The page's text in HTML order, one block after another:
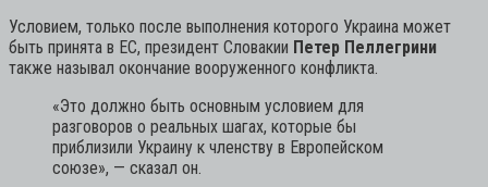
Условием, только после выполнения которого Украина может
быть принята в ЕС, президент Словакии Петер Пеллегрини
также называл окончание вооруженного конфликта.
«Это должно быть основным условием для
разговоров о реальных шагах, которые бы
приблизили Украину к членству в Европейском
союзе», — сказал он.